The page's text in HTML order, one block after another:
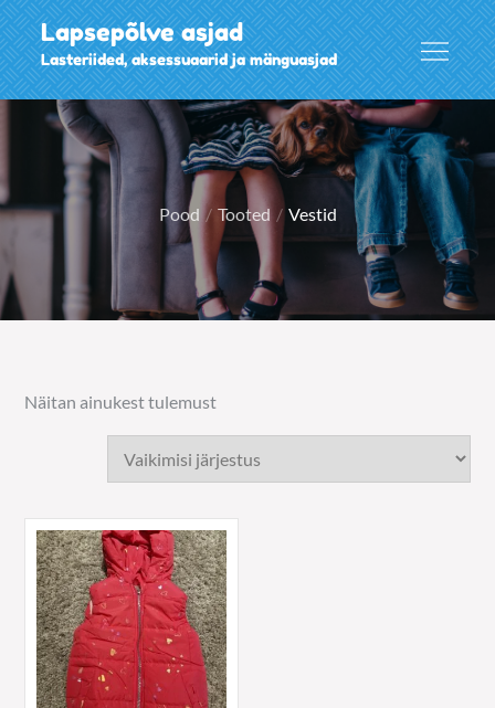
Skip
to
content
Lapsepõlve asjad
Lasteriided, aksessuaarid ja mänguasjad
Pood Tooted Vestid
Näitan ainukest tulemust